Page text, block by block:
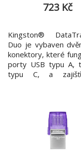
723 Kč
Kingston®
Duo je vybaven
konektory, které
porty USB typu A,
typu C, a
disku stylový a
vzhled a
krytu. Díky kapacitě